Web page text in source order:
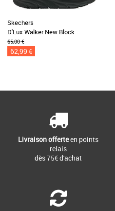
Skechers
D'Lux Walker New Block
65,00 €
62,99 €
Livraison offerteen points
relais
dès 75€ d'achat